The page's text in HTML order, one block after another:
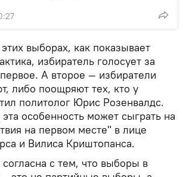
выборах, как показывает
избиратель голосует за
А второе — избиратели
либо поощряют тех, кто у
политолог Юрис Розенвалдс.
особенность может сыграть на
на первом месте" в лице
и Вилиса Криштопанса.
с тем, что выборы в